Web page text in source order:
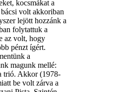
kocsmákat a
volt akkoriban
lejött hozzánk a
folytattuk a
az volt, hogy
pénzt ígért.
a
magunk mellé:
trió. Akkor (1978-
be volt zárva a